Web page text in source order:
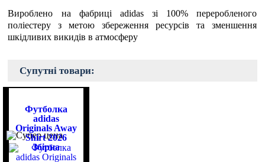
Вироблено на фабриці adidas зі 100% переробленого
поліестеру з метою збереження ресурсів та зменшення
шкідливих викидів в атмосферу
Супутні товари:
Футболка
adidas
Originals Away
Shirt 2026
Збірна
Німеччини